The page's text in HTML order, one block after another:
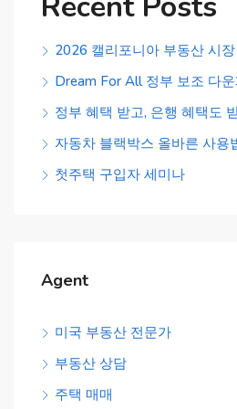
2026 캘리포니아 부동산 시
Dream For All 정부 보조 다운
정부 혜택 받고, 은행 혜택도
자동차 블랙박스 올바른 사용
첫주택 구입자 세미나
Agent
미국 부동산 전문가
부동산 상담
주택 매매